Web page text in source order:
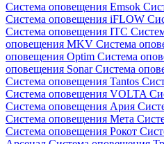
Система оповещения Emsok
Система оповещения iFLOW
Система оповещения ITC
оповещения MKV Система
оповещения Optim Система
оповещения SonarСистема
Система оповещения Tantos
Система оповещения VOLTA
Система оповещения Ария
Система оповещения Мета
Система оповещения Рокот